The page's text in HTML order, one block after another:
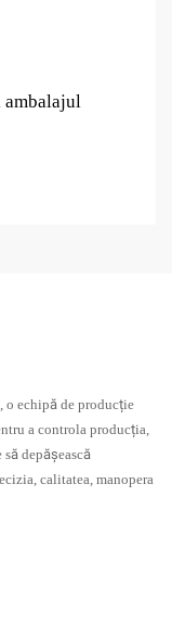
o echipă de producție
a controla producția,
depășească
calitatea, manopera